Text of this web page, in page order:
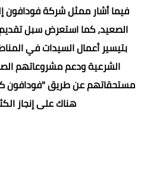
فيما أشار ممثل شركة
الصعيد، كما استعرض سبل
بتيسير أعمال السيدات في
الشرعية ودعم مشروعاتهم
مستحقاتهم عن طريق "فودافون
هناك على إنجاز